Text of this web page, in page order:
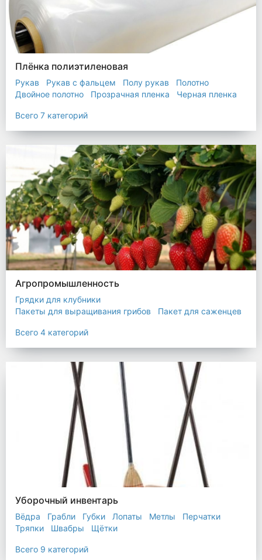
Плёнка полиэтиленовая
Рукав Рукав с фальцем Полу рукав
Полотно
Двойное полотно
Прозрачная пленка Черная пленка
Всего 7 категорий
Агропромышленность
Грядки для клубники
Пакеты для выращивания грибов
Пакет для саженцев
Всего 4 категорий
Уборочный инвентарь
Вёдра Грабли Губки Лопаты Метлы
Перчатки
Тряпки
Швабры Щётки
Всего 9 категорий